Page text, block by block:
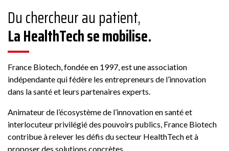
ABBACO
Conseil
178 Rue Grande, 77300 Fontainebleau, France
Voir la fiche
Du chercheur au patient,
La HealthTech se mobilise.
France Biotech, fondée en 1997, est une association
indépendante qui fédère les entrepreneurs de l’innovation
dans la santé et leurs partenaires experts.
Animateur de l’écosystème de l’innovation en santé et
interlocuteur privilégié des pouvoirs publics, France Biotech
contribue à relever les défis du secteur HealthTech et à
proposer des solutions concrètes.